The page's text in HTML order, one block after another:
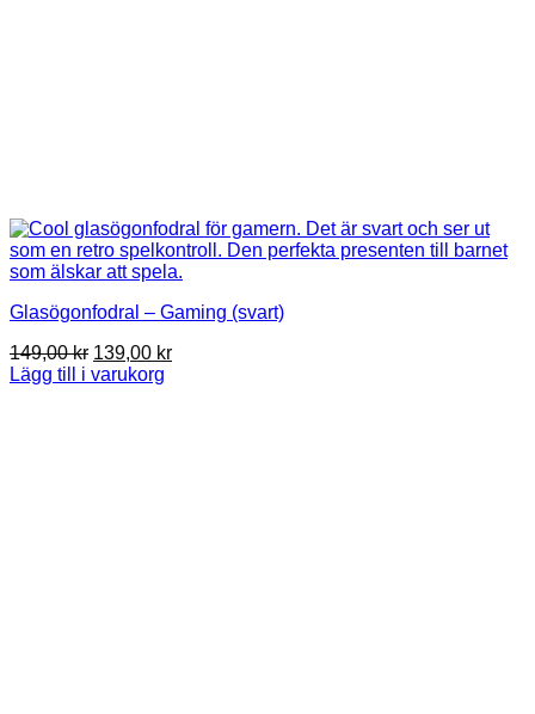
Glasögonfodral – Gaming (svart)
149,00kr Det
ursprungliga
139,00 krDet
Lägg till i varukorg